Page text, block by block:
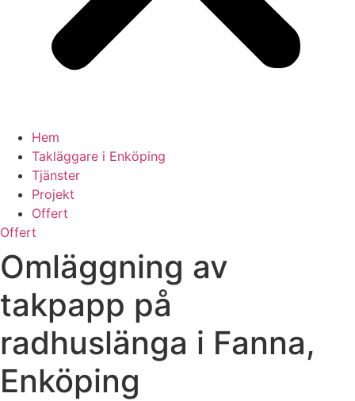
Hem
Takläggare i Enköping
Tjänster
Projekt
Offert
Offert
Omläggning av
takpapp på
radhuslänga i Fanna,
Enköping